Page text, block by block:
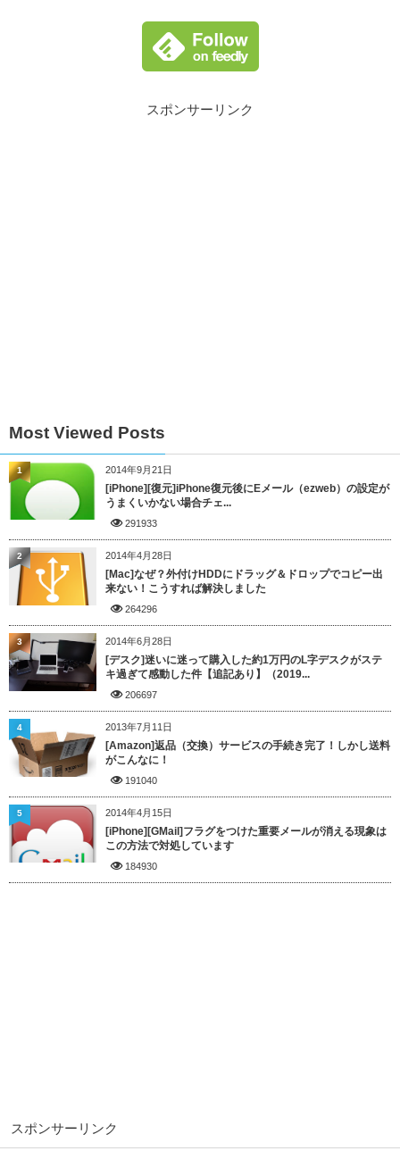
スポンサーリンク
Most Viewed Posts
2014年9月21日
[iPhone][復元]iPhone復元後にEメール（ezweb）の設定が
うまくいかない場合チェ...
291933
1
2014年4月28日
[Mac]なぜ？外付けHDDにドラッグ＆ドロップでコピー出
来ない！こうすれば解決しました
264296
2
2014年6月28日
[デスク]迷いに迷って購入した約1万円のL字デスクがステ
キ過ぎて感動した件【追記あり】（2019...
206697
3
2013年7月11日
[Amazon]返品（交換）サービスの手続き完了！しかし送料
がこんなに！
191040
4
2014年4月15日
[iPhone][GMail]フラグをつけた重要メールが消える現象は
この方法で対処しています
184930
5
スポンサーリンク